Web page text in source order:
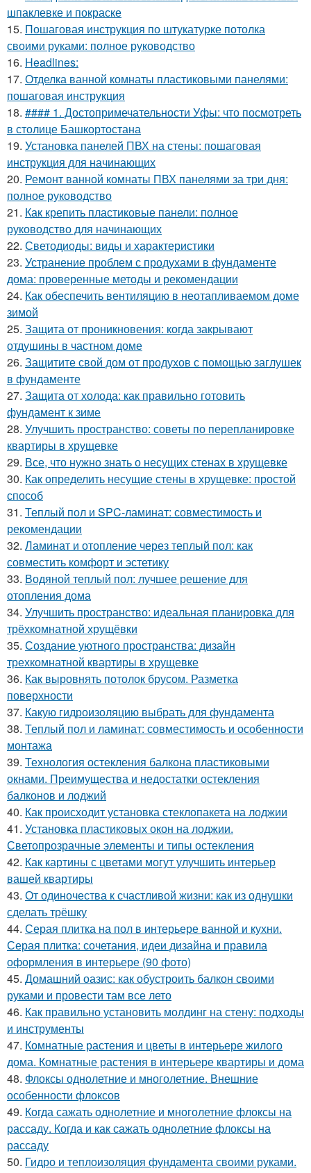
шпаклевке и покраске
15. Пошаговая инструкция по штукатурке потолка
своими руками: полное руководство
16. Headlines:
17. Отделка ванной комнаты пластиковыми панелями:
пошаговая инструкция
18. #### 1. Достопримечательности Уфы: что посмотреть
в столице Башкортостана
19. Установка панелей ПВХ на стены: пошаговая
инструкция для начинающих
20. Ремонт ванной комнаты ПВХ панелями за три дня:
полное руководство
21. Как крепить пластиковые панели: полное
руководство для начинающих
22. Светодиоды: виды и характеристики
23. Устранение проблем с продухами в фундаменте
дома: проверенные методы и рекомендации
24. Как обеспечить вентиляцию в неотапливаемом доме
зимой
25. Защита от проникновения: когда закрывают
отдушины в частном доме
26. Защитите свой дом от продухов с помощью заглушек
в фундаменте
27. Защита от холода: как правильно готовить
фундамент к зиме
28. Улучшить пространство: советы по перепланировке
квартиры в хрущевке
29. Все, что нужно знать о несущих стенах в хрущевке
30. Как определить несущие стены в хрущевке: простой
способ
31. Теплый пол и SPC-ламинат: совместимость и
рекомендации
32. Ламинат и отопление через теплый пол: как
совместить комфорт и эстетику
33. Водяной теплый пол: лучшее решение для
отопления дома
34. Улучшить пространство: идеальная планировка для
трёхкомнатной хрущёвки
35. Создание уютного пространства: дизайн
трехкомнатной квартиры в хрущевке
36. Как выровнять потолок брусом. Разметка
поверхности
37. Какую гидроизоляцию выбрать для фундамента
38. Теплый пол и ламинат: совместимость и особенности
монтажа
39. Технология остекления балкона пластиковыми
окнами. Преимущества и недостатки остекления
балконов и лоджий
40. Как происходит установка стеклопакета на лоджии
41. Установка пластиковых окон на лоджии.
Светопрозрачные элементы и типы остекления
42. Как картины с цветами могут улучшить интерьер
вашей квартиры
43. От одиночества к счастливой жизни: как из однушки
сделать трёшку
44. Серая плитка на пол в интерьере ванной и кухни.
Серая плитка: сочетания, идеи дизайна и правила
оформления в интерьере (90 фото)
45. Домашний оазис: как обустроить балкон своими
руками и провести там все лето
46. Как правильно установить молдинг на стену: подходы
и инструменты
47. Комнатные растения и цветы в интерьере жилого
дома. Комнатные растения в интерьере квартиры и дома
48. Флоксы однолетние и многолетние. Внешние
особенности флоксов
49. Когда сажать однолетние и многолетние флоксы на
рассаду. Когда и как сажать однолетние флоксы на
рассаду
50. Гидро и теплоизоляция фундамента своими руками.